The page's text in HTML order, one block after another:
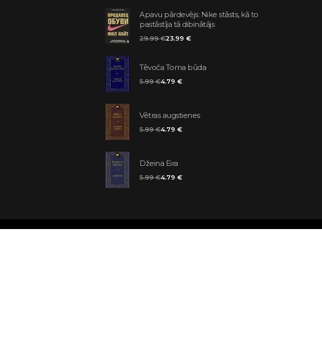
Apavu pārdevējs: Nike stāsts, kā to
pastāstīja tā dibinātājs
29.99 €23.99 €
Tēvoča Toma būda
5.99 €4.79 €
Vētras augstienes
5.99 €4.79 €
Džeina Eira
5.99 €4.79 €